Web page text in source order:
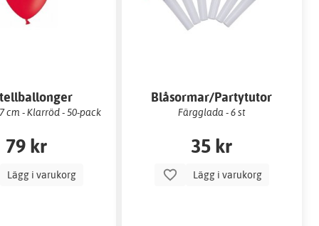
cm - Klarröd - 50-pack
79 kr
Lägg i varukorg
Blåsormar/Partytutor
Färgglada - 6 st
35 kr
Lägg i varukorg